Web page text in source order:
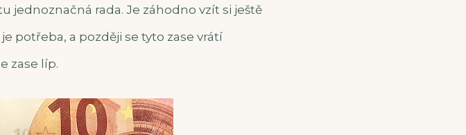
jednoznačná rada. Je záhodno vzít si ještě
potřeba, a později se tyto zase vrátí
zase líp.